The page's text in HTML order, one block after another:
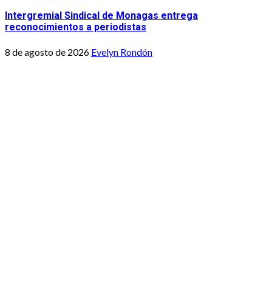
Intergremial Sindical de Monagas entrega
reconocimientos a periodistas
8 de agosto de 2026 Evelyn Rondón